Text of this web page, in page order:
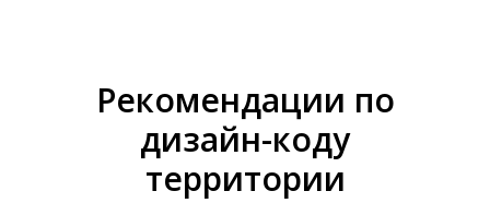
Рекомендации по
дизайн-коду
территории